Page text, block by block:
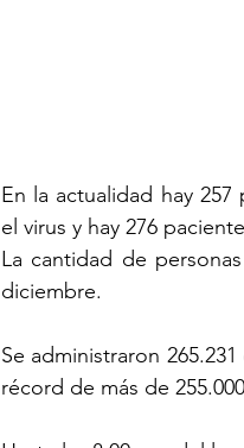
En la actualidad hay
el virus y hay 276
La cantidad de
diciembre.
Se administraron
récord de más de